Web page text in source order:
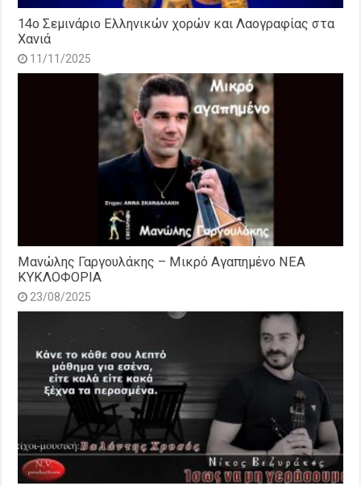
14o Σεμινάριο Ελληνικών χορών και Λαογραφίας στα
Χανιά
11/11/2025
Μανώλης Γαργουλάκης – Μικρό Αγαπημένο NEΑ
ΚΥΚΛΟΦΟΡΙΑ
23/08/2025